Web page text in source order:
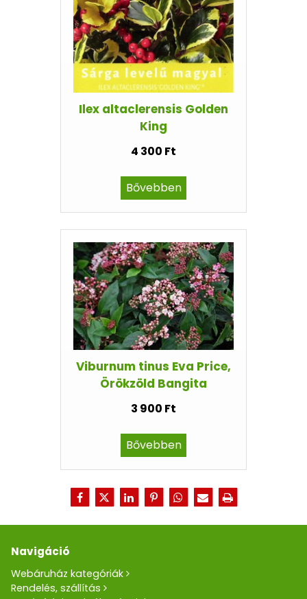
Ilex altaclerensis Golden
King
4 300 Ft
Bővebben
Viburnum tinus Eva Price,
Örökzöld Bangita
3 900 Ft
Bővebben
Navigáció
Webáruház kategóriák
Rendelés, szállítás